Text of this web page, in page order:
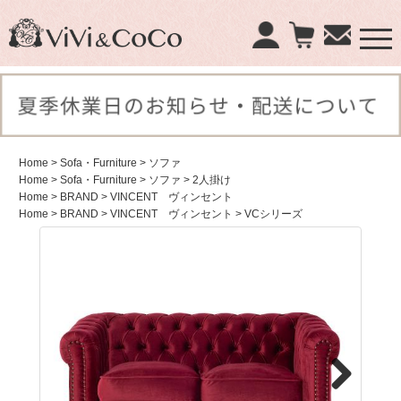
Home > Sofa・Furniture > ソファ
Home > Sofa・Furniture > ソファ > 2人掛け
Home > BRAND > VINCENT ヴィンセント
Home > BRAND > VINCENT ヴィンセント > VCシリーズ
×
商品検索：